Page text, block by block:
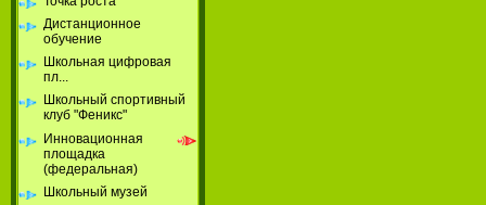
Дистанционное
обучение
Школьная цифровая
пл...
Школьный спортивный
клуб "Феникс"
Инновационная
площадка
(федеральная)
Школьный музей